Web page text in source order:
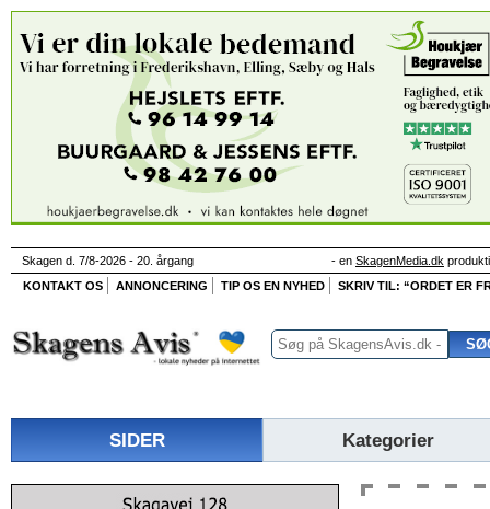
Skagen d. 7/8-2026 - 20. årgang - en SkagenMedia.dk
KONTAKT OS
ANNONCERING TIP OS EN NYHED SKRIV TIL: “ORDET ER
SIDER Kategorier